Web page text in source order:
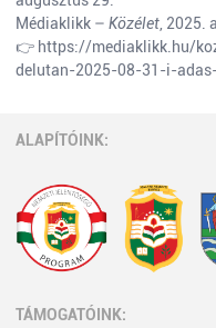
Médiaklikk – Közélet ,
👉 https://mediaklikk.hu/
delutan-2025-08-31-i-
ALAPÍTÓINK:
TÁMOGATÓINK: